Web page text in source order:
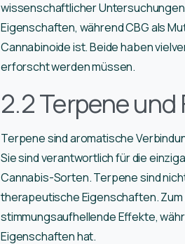
wissenschaftlicher
Eigenschaften, während CBG als
Cannabinoide ist. Beide haben
erforscht werden müssen.
2.2 Terpene
Terpene sind aromatische
Sie sind verantwortlich für die
Cannabis-Sorten. Terpene sind
therapeutische Eigenschaften.
stimmungsaufhellende Effekte,
Eigenschaften hat.